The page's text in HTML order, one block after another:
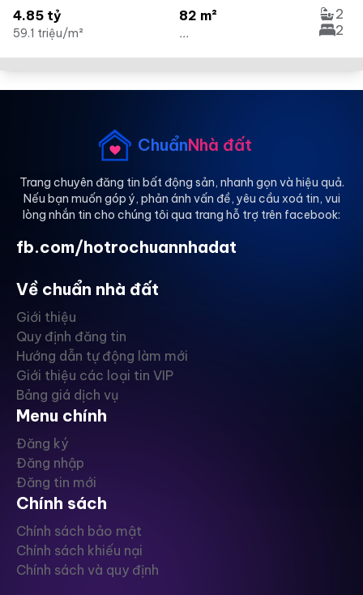
4.85 tỷ
59.1 triệu/m²
82 m²
...
2
2
ChuẩnNhà đất
Trang chuyên đăng tin bất động sản, nhanh gọn và hiệu quả.
Nếu bạn muốn góp ý, phản ánh vấn đề, yêu cầu xoá tin, vui
lòng nhắn tin cho chúng tôi qua trang hỗ trợ trên facebook:
fb.com/hotrochuannhadat
Về chuẩn nhà đất
Giới thiệu
Quy định đăng tin
Hướng dẫn tự động làm mới
Giới thiệu các loại tin VIP
Bảng giá dịch vụ
Menu chính
Đăng ký
Đăng nhập
Đăng tin mới
Chính sách
Chính sách bảo mật
Chính sách khiếu nại
Chính sách và quy định